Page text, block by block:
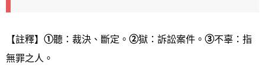
【註釋】 ①聽：裁決、斷定。 ②獄：訴訟案件。 ③不辜：指
無罪之人。